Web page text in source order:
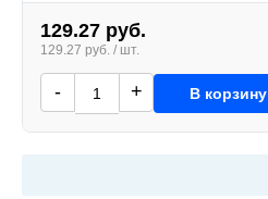
129.27 руб.
129.27 руб. / шт.
- + В корзину